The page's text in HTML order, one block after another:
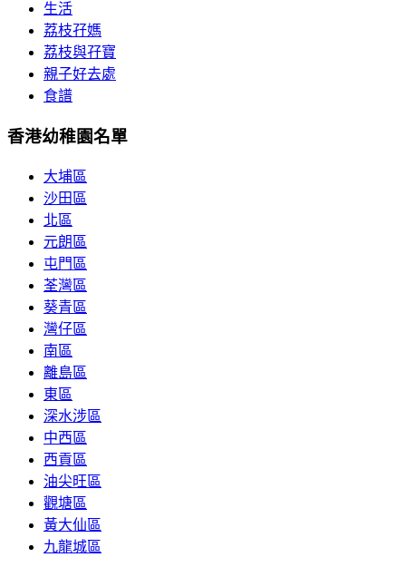
生活
荔枝孖媽
荔枝與孖寶
親子好去處
食譜
香港幼稚園名單
大埔區
沙田區
北區
元朗區
屯門區
荃灣區
葵青區
灣仔區
南區
離島區
東區
深水涉區
中西區
西貢區
油尖旺區
觀塘區
黃大仙區
九龍城區